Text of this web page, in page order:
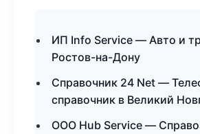
ИП Info Service — Авто и
Ростов-на-Дону
Справочник 24 Net —
справочник в Великий
ООО Hub Service —